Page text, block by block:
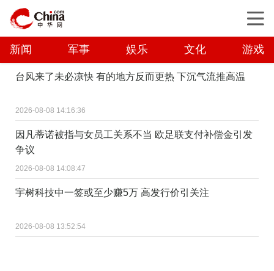
新闻 军事 娱乐 文化 游戏
台风来了未必凉快 有的地方反而更热 下沉气流推高温
2026-08-08 14:16:36
因凡蒂诺被指与女员工关系不当 欧足联支付补偿金引发
争议
2026-08-08 14:08:47
宇树科技中一签或至少赚5万 高发行价引关注
2026-08-08 13:52:54